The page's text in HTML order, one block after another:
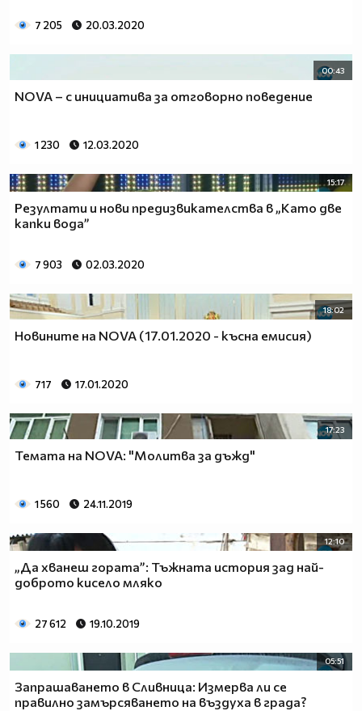
7 205 20.03.2020
00:43
NOVA – с инициатива за отговорно поведение
1 230 12.03.2020
15:17
Резултати и нови предизвикателства в „Като две
капки вода”
7 903 02.03.2020
18:02
Новините на NOVA (17.01.2020 - късна емисия)
717 17.01.2020
17:23
Темата на NOVA: "Молитва за дъжд"
1 560 24.11.2019
12:10
„Да хванеш гората”: Тъжната история зад най-
доброто кисело мляко
27 612 19.10.2019
05:51
Запрашаването в Сливница: Измерва ли се
правилно замърсяването на въздуха в града?